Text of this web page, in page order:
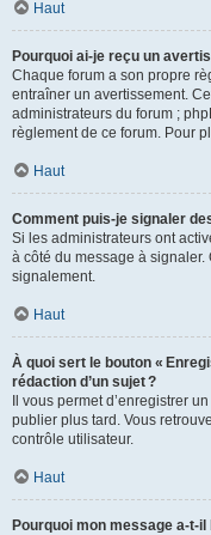
Haut
Pourquoi ai-je reçu un
Chaque forum a son propre
entraîner un avertissement.
administrateurs du forum ;
règlement de ce forum. Pour
Haut
Comment puis-je signaler
Si les administrateurs ont
à côté du message à
signalement.
Haut
À quoi sert le bouton «
rédaction d’un sujet ?
Il vous permet d’enregistrer
publier plus tard. Vous
contrôle utilisateur.
Haut
Pourquoi mon message a-t-il